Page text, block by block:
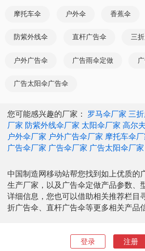
摩托车伞 户外伞 香蕉伞
防紫外线伞 直杆广告伞 三
户外广告伞 广告雨伞定做
广告太阳伞广告伞
您可能感兴趣的厂家： 罗马伞厂家 三
厂家 防紫外线伞厂家 太阳伞厂家 高尔
户外伞厂家 户外广告伞厂家 摩托车伞
广告伞厂家 广告伞厂家 广告太阳伞厂家
中国制造网移动站帮您找到如上优质的
生产厂家，以及广告伞定做产品参数、
详细信息，您也可以借助相关推荐栏目
折广告伞、直杆广告伞等更多相关产品
登录 注册